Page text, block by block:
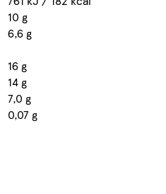
10 g
6,6 g
16 g
14 g
7,0 g
0,07 g